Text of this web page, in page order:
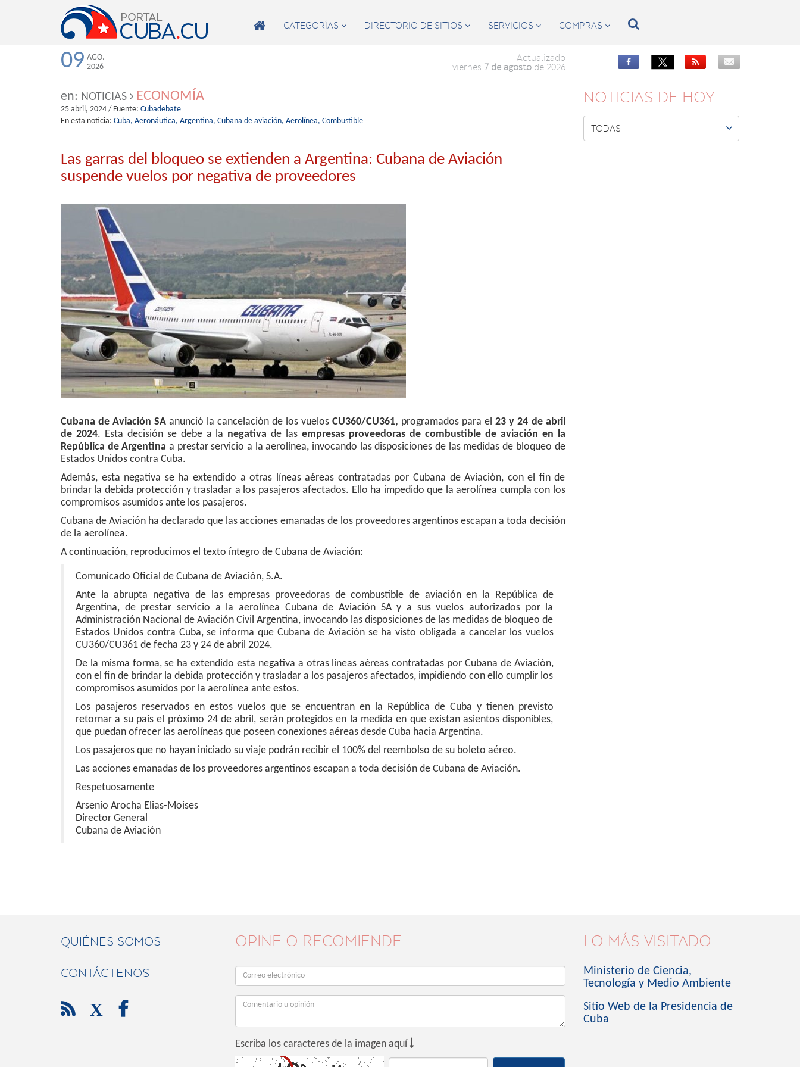
 CATEGORÍAS  DIRECTORIO DE SITIOS  SERVICIOS  COMPRAS  
09 AGO.
2026
Actualizado
viernes 7 de agostode 2026


en: NOTICIAS ECONOMÍA
25 abril, 2024 / Fuente: Cubadebate
En esta noticia: Cuba, Aeronáutica, Argentina, Cubana de aviación, Aerolínea, Combustible
Las garras del bloqueo se extienden a Argentina: Cubana de Aviación
suspende vuelos por negativa de proveedores
Cubana de Aviación SA anunció la cancelación de los vuelosCU360/CU361, programados para el23 y 24 de abril
de 2024. Esta decisión se debe a la negativa de lasempresas proveedoras de combustible de aviación en la
República de Argentina a prestar servicio a la aerolínea, invocando las disposiciones de las medidas de bloqueo de
Estados Unidos contra Cuba.
Además, esta negativa se ha extendido a otras líneas aéreas contratadas por Cubana de Aviación, con el fin de
brindar la debida protección y trasladar a los pasajeros afectados. Ello ha impedido que la aerolínea cumpla con los
compromisos asumidos ante los pasajeros.
Cubana de Aviación ha declarado que las acciones emanadas de los proveedores argentinos escapan a toda decisión
de la aerolínea.
A continuación, reproducimos el texto íntegro de Cubana de Aviación:
Comunicado Oficial de Cubana de Aviación, S.A.
Ante la abrupta negativa de las empresas proveedoras de combustible de aviación en la República de
Argentina, de prestar servicio a la aerolínea Cubana de Aviación SA y a sus vuelos autorizados por la
Administración Nacional de Aviación Civil Argentina, invocando las disposiciones de las medidas de bloqueo de
Estados Unidos contra Cuba, se informa que Cubana de Aviación se ha visto obligada a cancelar los vuelos
CU360/CU361 de fecha 23 y 24 de abril 2024.
De la misma forma, se ha extendido esta negativa a otras líneas aéreas contratadas por Cubana de Aviación,
con el fin de brindar la debida protección y trasladar a los pasajeros afectados, impidiendo con ello cumplir los
compromisos asumidos por la aerolínea ante estos.
Los pasajeros reservados en estos vuelos que se encuentran en la República de Cuba y tienen previsto
retornar a su país el próximo 24 de abril, serán protegidos en la medida en que existan asientos disponibles,
que puedan ofrecer las aerolíneas que poseen conexiones aéreas desde Cuba hacia Argentina.
Los pasajeros que no hayan iniciado su viaje podrán recibir el 100% del reembolso de su boleto aéreo.
Las acciones emanadas de los proveedores argentinos escapan a toda decisión de Cubana de Aviación.
Respetuosamente
Arsenio Arocha Elias-Moises
Director General
Cubana de Aviación
NOTICIAS DE HOY
TODAS 
QUIÉNES SOMOS
CONTÁCTENOS
 X 
OPINE O RECOMIENDE
Escriba los caracteres de la imagen aquí 
LO MÁS VISITADO
Ministerio de Ciencia,
Tecnología y Medio Ambiente
Sitio Web de la Presidencia de
Cuba